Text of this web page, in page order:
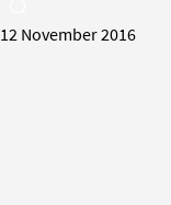
12 November 2016